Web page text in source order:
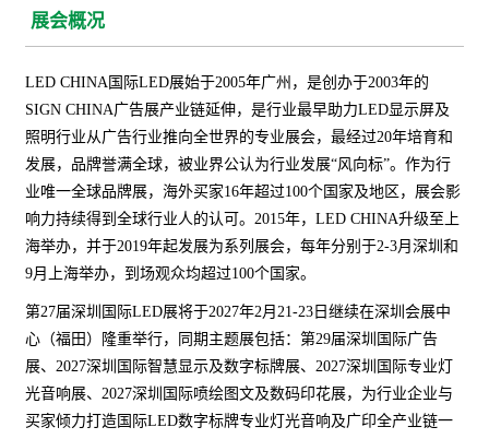
展会概况
LED CHINA国际LED展始于2005年广州，是创办于2003年的
SIGN CHINA广告展产业链延伸，是行业最早助力LED显示屏及
照明行业从广告行业推向全世界的专业展会，最经过20年培育和
发展，品牌誉满全球，被业界公认为行业发展“风向标”。作为行
业唯一全球品牌展，海外买家16年超过100个国家及地区，展会影
响力持续得到全球行业人的认可。2015年，LED CHINA升级至上
海举办，并于2019年起发展为系列展会，每年分别于2-3月深圳和
9月上海举办，到场观众均超过100个国家。
第27届深圳国际LED展将于2027年2月21-23日继续在深圳会展中
心（福田）隆重举行，同期主题展包括：第29届深圳国际广告
展、2027深圳国际智慧显示及数字标牌展、2027深圳国际专业灯
光音响展、2027深圳国际喷绘图文及数码印花展，为行业企业与
买家倾力打造国际LED数字标牌专业灯光音响及广印全产业链一